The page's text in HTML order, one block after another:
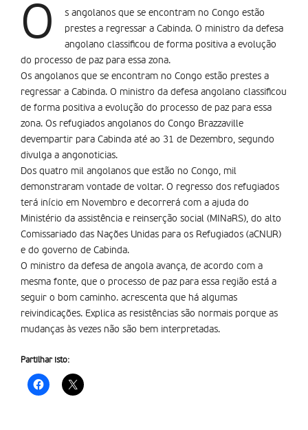
O
s angolanos que se encontram no Congo estão
prestes a regressar a Cabinda. O ministro da defesa
angolano classificou de forma positiva a evolução
do processo de paz para essa zona.
Os angolanos que se encontram no Congo estão prestes a
regressar a Cabinda. O ministro da defesa angolano classificou
de forma positiva a evolução do processo de paz para essa
zona. Os refugiados angolanos do Congo Brazzaville
devempartir para Cabinda até ao 31 de Dezembro, segundo
divulga a angonoticias.
Dos quatro mil angolanos que estão no Congo, mil
demonstraram vontade de voltar. O regresso dos refugiados
terá início em Novembro e decorrerá com a ajuda do
Ministério da assistência e reinserção social (MINaRS), do alto
Comissariado das Nações Unidas para os Refugiados (aCNUR)
e do governo de Cabinda.
O ministro da defesa de angola avança, de acordo com a
mesma fonte, que o processo de paz para essa região está a
seguir o bom caminho. acrescenta que há algumas
reivindicações. Explica as resistências são normais porque as
mudanças às vezes não são bem interpretadas.
Partilhar isto: